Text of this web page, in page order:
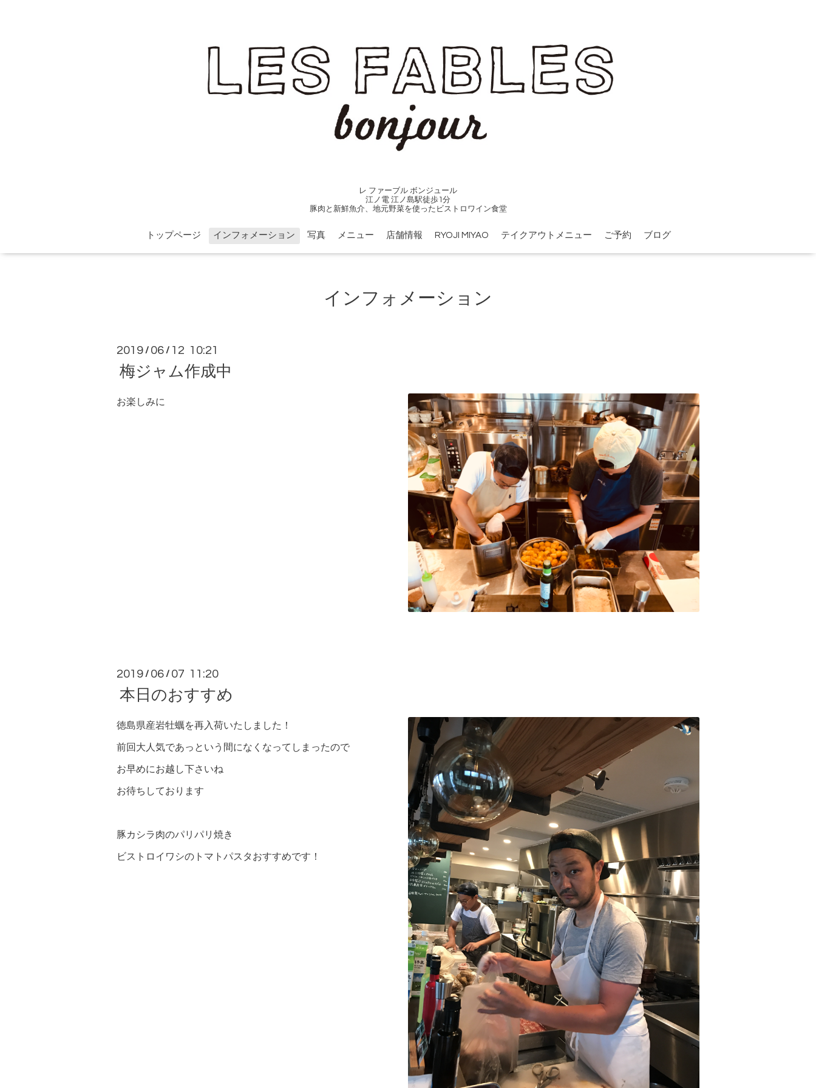
レ ファーブル ボンジュール
江ノ電 江ノ島駅徒歩1分
豚肉と新鮮魚介、地元野菜を使ったビストロワイン食堂
トップページ インフォメーション 写真 メニュー 店舗情報 RYOJI MIYAO テイクアウトメニュー ご予約 ブログ
インフォメーション
2019 / 06 / 12 10:21
梅ジャム作成中
お楽しみに
2019 / 06 / 07 11:20
本日のおすすめ
徳島県産岩牡蠣を再入荷いたしました！
前回大人気であっという間になくなってしまったので
お早めにお越し下さいね
お待ちしております
豚カシラ肉のパリパリ焼き
ビストロイワシのトマトパスタおすすめです！